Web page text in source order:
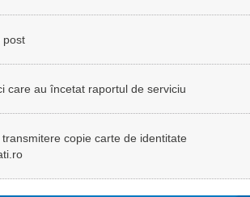
post
care au încetat raportul de serviciu
copie carte de identitate